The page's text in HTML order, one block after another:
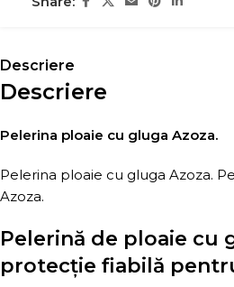
Descriere
Descriere
Pelerina ploaie cu gluga Azoza.
Pelerina ploaie cu gluga Azoza.
Azoza.
Pelerină de ploaie cu
protecție fiabilă